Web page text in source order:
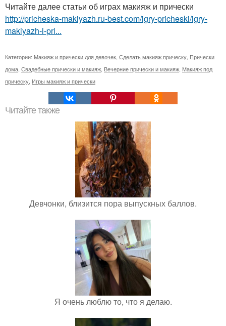
Читайте далее статьи об играх макияж и прически
http://pricheska-makiyazh.ru-best.com/igry-pricheski/igry-
makiyazh-i-pri...
Категории: Макияж и прически для девочек, Сделать макияж прическу, Прически
дома, Свадебные прически и макияж, Вечерние прически и макияж, Макияж под
прическу, Игры макияж и прически
Читайте также
Девчонки, близится пора выпускных баллов.
Я очень люблю то, что я делаю.